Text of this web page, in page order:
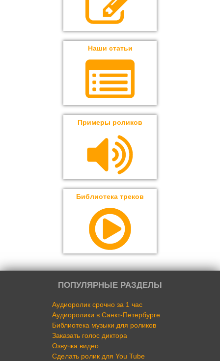
Наши статьи
Примеры роликов
Библиотека треков
ПОПУЛЯРНЫЕ РАЗДЕЛЫ
Аудиоролик срочно за 1 час
Аудиоролики в Санкт-Петербурге
Библиотека музыки для роликов
Заказать голос диктора
Озвучка видео
Сделать ролик для You Tube